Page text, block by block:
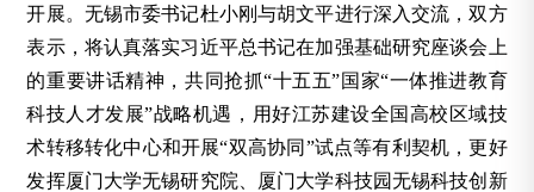
开展。无锡市委书记杜小刚与胡文平进行深入交流，双方
表示，将认真落实习近平总书记在加强基础研究座谈会上
的重要讲话精神，共同抢抓“十五五”国家“一体推进教育
科技人才发展”战略机遇，用好江苏建设全国高校区域技
术转移转化中心和开展“双高协同”试点等有利契机，更好
发挥厦门大学无锡研究院、厦门大学科技园无锡科技创新